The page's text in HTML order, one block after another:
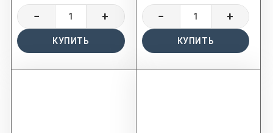
− +
КУПИТЬ
− +
КУПИТЬ